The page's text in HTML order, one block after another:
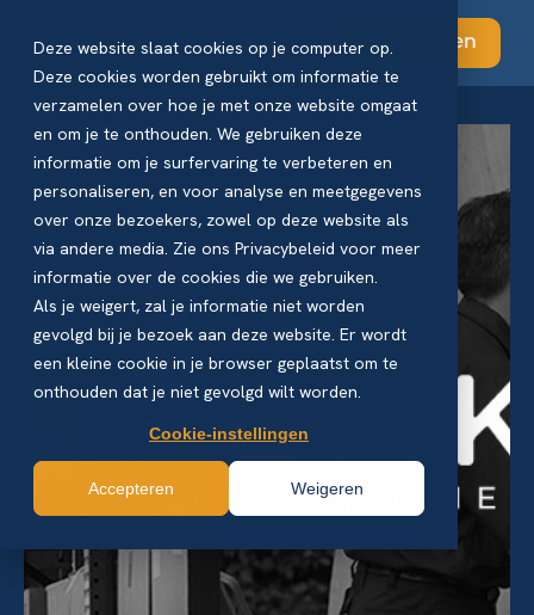
Deze website slaat cookies op je computer op.
Deze cookies worden gebruikt om informatie te
verzamelen over hoe je met onze website omgaat
en om je te onthouden. We gebruiken deze
informatie om je surfervaring te verbeteren en
personaliseren, en voor analyse en meetgegevens
over onze bezoekers, zowel op deze website als
via andere media. Zie ons Privacybeleid voor meer
informatie over de cookies die we gebruiken.
Als je weigert, zal je informatie niet worden
gevolgd bij je bezoek aan deze website. Er wordt
een kleine cookie in je browser geplaatst om te
onthouden dat je niet gevolgd wilt worden.
Cookie-instellingen
Accepteren Weigeren
Abonneren